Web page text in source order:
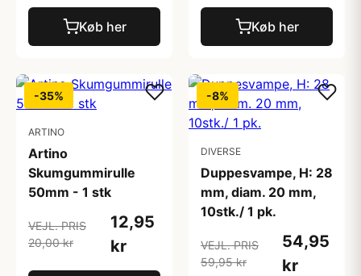
Køb her Køb her
-35%
ARTINO
Artino
Skumgummirulle
50mm - 1 stk
VEJL. PRIS
20,00 kr
12,95
kr
-8%
DIVERSE
Duppesvampe, H: 28
mm, diam. 20 mm,
10stk./ 1 pk.
VEJL. PRIS
59,95 kr
54,95
kr